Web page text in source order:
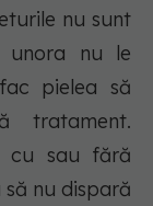
nu sunt
unora nu le
pielea să
tratament.
cu sau fără
nu dispară